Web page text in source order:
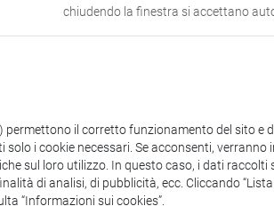
accedendo allo spazio personale del
e renderla disponibile in accesso
strumento utile a questo scopo è la
maggior parte degli editori stranieri.
degli allegati e nella scelta della
deve infatti selezionare:
chiudendo la finestra si accettano
permettono il corretto funzionamento del sito e
i cookie necessari. Se acconsenti,
sul loro utilizzo. In questo caso, i dati raccolti
di analisi, di pubblicità, ecc. Cliccando
“Informazioni sui cookies”.